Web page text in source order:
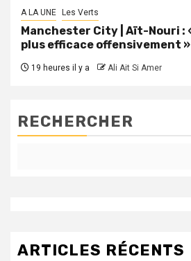
A LA UNE Les Verts
Manchester City | Aït-Nouri :
plus efficace offensivement »
19 heures il y a Ali Ait Si Amer
RECHERCHER
ARTICLES RÉCENTS